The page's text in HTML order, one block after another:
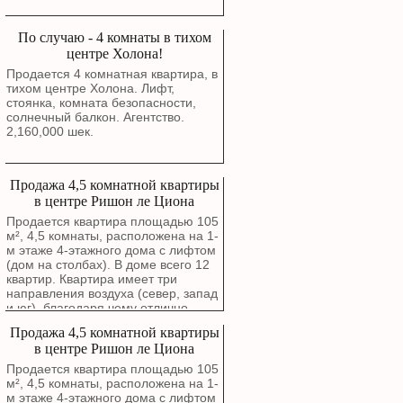
По случаю - 4 комнаты в тихом
центре Холона!
Продается 4 комнатная квартира, в
тихом центре Холона. Лифт,
стоянка, комната безопасности,
солнечный балкон. Агентство.
2,160,000 шек.
Продажа 4,5 комнатной квартиры
в центре Ришон ле Циона
Продается квартира площадью 105
м², 4,5 комнаты, расположена на 1-
м этаже 4-этажного дома с лифтом
(дом на столбах). В доме всего 12
квартир. Квартира имеет три
направления воздуха (север, запад
и юг), благодаря чему отлично
выходят на зеленый сквер. В
квартире выполнен капитальный
ремонт с полной заменой
электропроводки, водопроводных и
канализационных труб. Стены были
Продажа 4,5 комнатной квартиры
в центре Ришон ле Циона
Продается квартира площадью 105
м², 4,5 комнаты, расположена на 1-
м этаже 4-этажного дома с лифтом